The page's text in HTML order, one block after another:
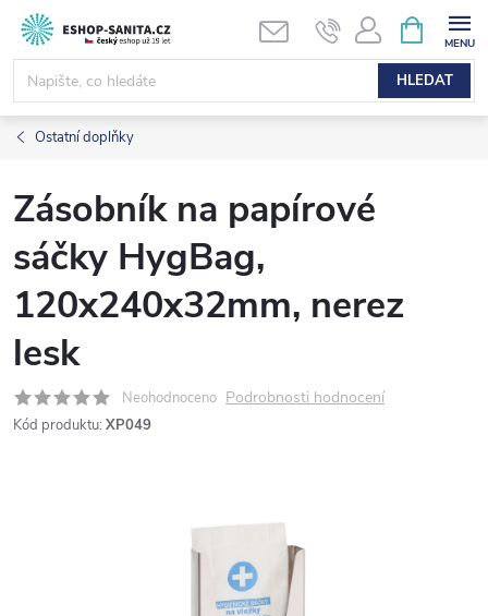
Přejít
obsah
HLEDAT
NÁKUPNÍ
KOŠÍK
Ostatní doplňky
Zásobník na papírové
sáčky HygBag,
120x240x32mm, nerez
lesk
Neohodnoceno Podrobnosti hodnocení
Kód produktu: XP049